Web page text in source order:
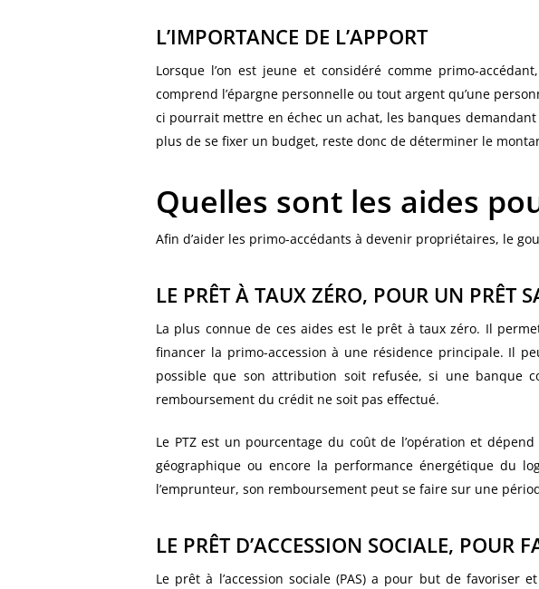
L’IMPORTANCE DE L’APPORT
Lorsque l’on est jeune et considéré comme primo-
comprend l’épargne personnelle ou tout argent qu’une
ci pourrait mettre en échec un achat, les banques
plus de se fixer un budget, reste donc de déterminer le
Quelles sont les aides
Afin d’aider les primo-accédants à devenir propriétaires, le
LE PRÊT À TAUX ZÉRO, POUR UN PRÊT
La plus connue de ces aides est le prêt à taux zéro. Il
financer la primo-accession à une résidence principale. Il
possible que son attribution soit refusée, si une banque
remboursement du crédit ne soit pas effectué.
Le PTZ est un pourcentage du coût de l’opération et
géographique ou encore la performance énergétique du
l’emprunteur, son remboursement peut se faire sur une
LE PRÊT D’ACCESSION SOCIALE, POUR
Le prêt à l’accession sociale (PAS) a pour but de favoriser